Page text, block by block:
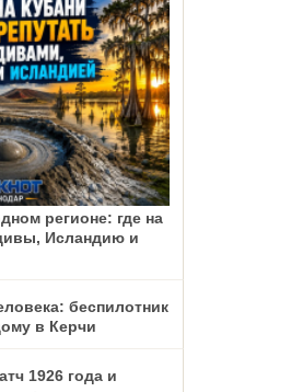
регионе: где на
Исландию и
беспилотник
в Керчи
1926 года и